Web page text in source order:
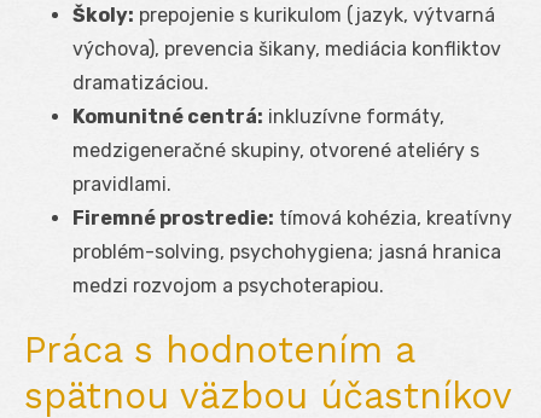
Školy: prepojenie s kurikulom (jazyk, výtvarná
výchova), prevencia šikany, mediácia konfliktov
dramatizáciou.
Komunitné centrá: inkluzívne formáty,
medzigeneračné skupiny, otvorené ateliéry s
pravidlami.
Firemné prostredie: tímová kohézia, kreatívny
problém-solving, psychohygiena; jasná hranica
medzi rozvojom a psychoterapiou.
Práca s hodnotením a
spätnou väzbou účastníkov